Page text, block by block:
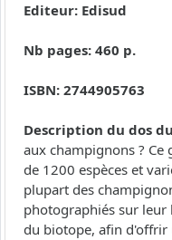
Editeur: Edisud
Nb pages: 460 p.
ISBN: 2744905763
Description du dos
aux champignons ? Ce
de 1200 espèces et
plupart des
photographiés sur leur
du biotope, afin d'offrir